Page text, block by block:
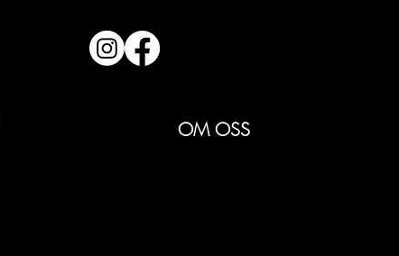
OM OSS